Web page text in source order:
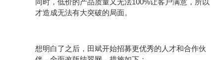
同时，低价的产品质量又无法100%让客户满意，所以
才造成无法有大突破的局面。
想明白了之后，田斌开始招募更优秀的人才和合作伙